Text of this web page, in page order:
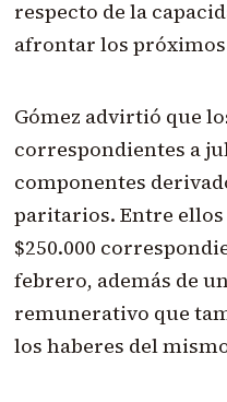
respecto de la
afrontar los
Gómez advirtió que
correspondientes a
componentes
paritarios. Entre
$250.000
febrero, además de
remunerativo que
los haberes del